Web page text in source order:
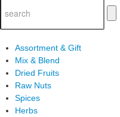
Assortment & Gift
Mix & Blend
Dried Fruits
Raw Nuts
Spices
Herbs